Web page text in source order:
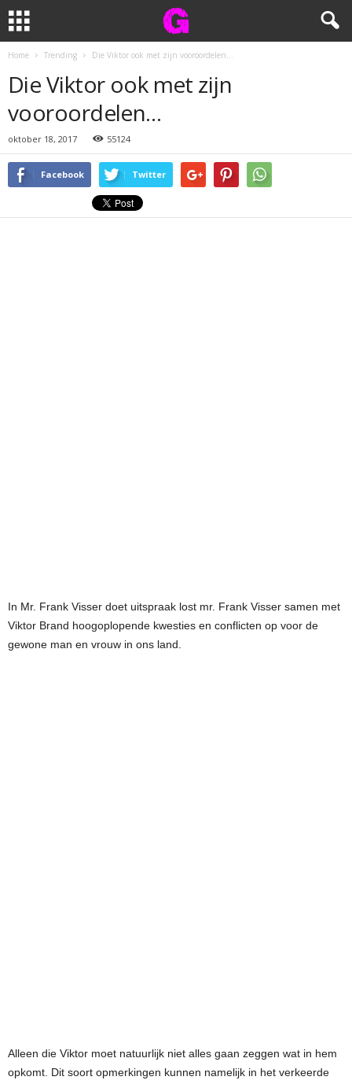
Home Trending Die Viktor ook met zijn vooroordelen…
Die Viktor ook met zijn
vooroordelen…
oktober 18, 2017 55124
Facebook Twitter
In Mr. Frank Visser doet uitspraak lost mr. Frank Visser samen met
Viktor Brand hoogoplopende kwesties en conflicten op voor de
gewone man en vrouw in ons land.
Alleen die Viktor moet natuurlijk niet alles gaan zeggen wat in hem
opkomt. Dit soort opmerkingen kunnen namelijk in het verkeerde